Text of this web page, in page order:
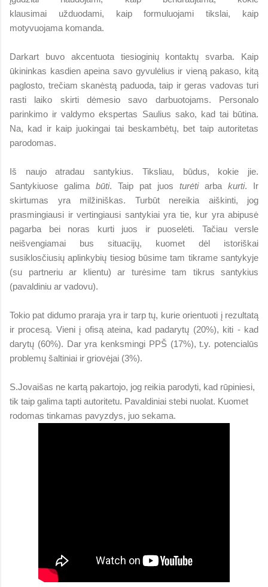
klausimai užduodami, kaip formuluojami tikslai, kaip
motyvuojama komanda.
Darkart buvo akcentuota tiesioginių kontaktų svarba. Kaip
ūkininkas kasdien apeina savo gyvulėlius ir vieną pakaso, kitą
paglosto, trečiam skanėstą paduoda, taip ir geras vadovas turi
rasti laiko skirti dėmesio savo darbuotojams. Personalo
parinkimo ir valdymo ekspertas Saulius sako, kad tai būtina.
Na, kad ir kaip juokingai tai beskambėtų, bet taip autoritetas
parodomas.
Iš naujo atradau santykius. Tiksliau, būdus, kokie jie.
Santykiuose galima būti. Taip pat juos turėti arba kurti. Ir
skirtumas yra milžiniškas. Turbūt nereikia aiškinti, jog
prasmingiausi ir vertingiausi santykiai yra tie, kur yra abipusė
pagarba bei noras kurti juos ir puoselėti. Tačiau versle
neišvengiamai bus situacijų, kuomet dėl istoriškai
susiklosčiusių aplinkybių tiesiog būsime tam tikrame santykyje
(su partneriu ar klientu) ar turėsime tam tikrus santykius
(pavaldiniu ar vadovu).
Tokio pat didumo praraja yra ir tarp tų, kurie orientuoti į rezultatą
ir procesą. Vieni į ofisą ateina, kad padarytų (20%), kiti - kad
darytų (60%). Dar yra kenksmingi PPŠ (17%), t.y. potencialūs
problemų šaltiniai ir griovėjai (3%).
S.Jovaišas ne kartą pakartojo, jog reikia parodyti, kad rūpiniesi,
tik taip galima tapti autoritetu. Pavaldiniai stebi nuolat. Kuomet
rodomas tinkamas pavyzdys, juo sekama.